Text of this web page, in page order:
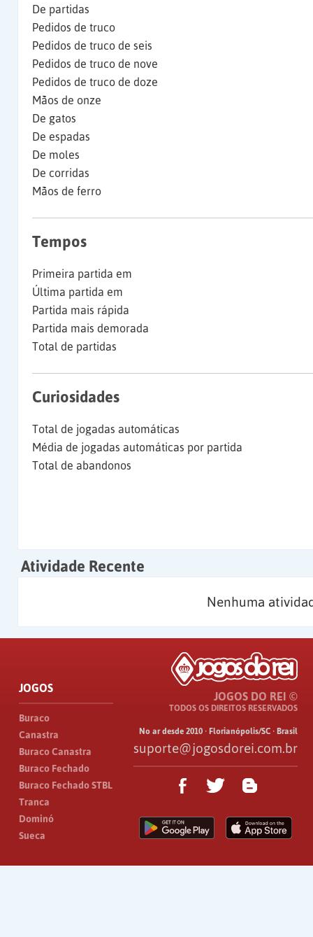
De partidas
Pedidos de truco
Pedidos de truco de seis
Pedidos de truco de nove
Pedidos de truco de doze
Mãos de onze
De gatos
De espadas
De moles
De corridas
Mãos de ferro
Tempos
Primeira partida em
Última partida em
Partida mais rápida
Partida mais demorada
Total de partidas
Curiosidades
Total de jogadas automáticas
Média de jogadas automáticas por partida
Total de abandonos
Atividade Recente
Nenhuma
JOGOS
Buraco
Canastra
Buraco Canastra
Buraco Fechado
Buraco Fechado STBL
Tranca
Dominó
Sueca
JOGOS DO REI ©
TODOS OS DIREITOS RESERVADOS
No ar desde 2010 · Florianópolis/SC · Brasil
suporte@jogosdorei.com.br